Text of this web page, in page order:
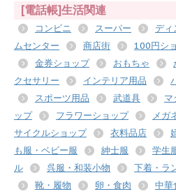
[電話帳]生活関連
コンビニ スーパー ディ
ムセンター
商店街 100円シ
金券ショップ
おもちゃ
クセサリー
インテリア用品
スポーツ用品
武道具 マ
ップ
フラワーショップ メガ
サイクルショップ
衣料品店
も服・ベビー服
紳士服 学生
ル
呉服・和装小物 下着・ラ
靴・履物
卵・食肉 中華